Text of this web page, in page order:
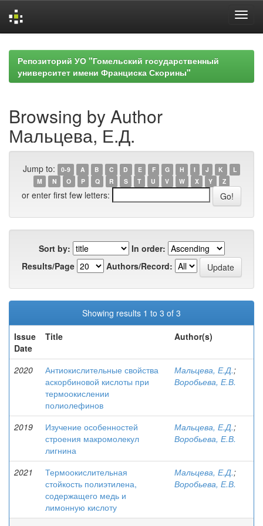
navigationРепозиторий УО "Гомельский государственный
университет имени Франциска Скорины"
Browsing by Author
Мальцева, Е.Д.
Jump to: 0-9 A B C D E F G H I J K
L
M
N O P Q R S T U V W X Y Z
or enter first few letters:
Sort by:
In order:
Results/Page
Authors/Record:
Showing results 1 to 3 of 3
Issue
Date
Title Author(s)
2020
Антиокислительные свойства
аскорбиновой кислоты при
термоокислении
полиолефинов
Мальцева, Е.Д.;
Воробьева, Е.В.
2019
Изучение особенностей
строения макромолекул
лигнина
Мальцева, Е.Д.;
Воробьева, Е.В.
2021
Термоокислительная
стойкость полиэтилена,
содержащего медь и
лимонную кислоту
Мальцева, Е.Д.;
Воробьева, Е.В.